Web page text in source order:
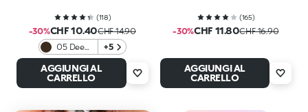
(118)
-30%CHF 10.40CHF 14.90
05 Deep
Brunettes
+5
AGGIUNGI AL
CARRELLO
(165)
-30%CHF 11.80CHF 16.90
AGGIUNGI AL
CARRELLO